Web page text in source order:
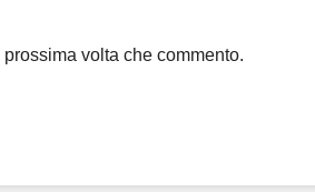
volta che commento.